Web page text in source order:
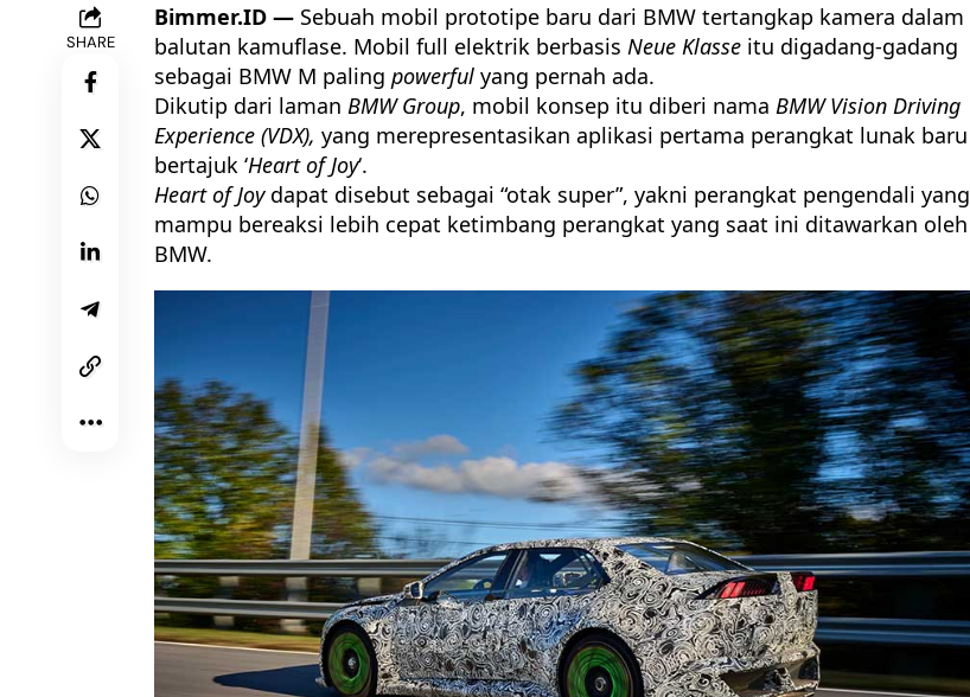
SHARE
Bimmer.ID — Sebuah mobil prototipe baru dari BMW tertangkap kamera dalam
balutan kamuflase. Mobil full elektrik berbasis Neue Klasse itu digadang-gadang
sebagai BMW M paling powerful yang pernah ada.
Dikutip dari laman BMW Group, mobil konsep itu diberi nama BMW Vision Driving
Experience (VDX), yang merepresentasikan aplikasi pertama perangkat lunak baru
bertajuk ‘Heart of Joy‘.
Heart of Joydapat disebut sebagai “otak super”, yakni perangkat pengendali yang
mampu bereaksi lebih cepat ketimbang perangkat yang saat ini ditawarkan oleh
BMW.